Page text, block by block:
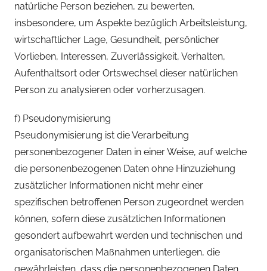
natürliche Person beziehen, zu bewerten,
insbesondere, um Aspekte bezüglich Arbeitsleistung,
wirtschaftlicher Lage, Gesundheit, persönlicher
Vorlieben, Interessen, Zuverlässigkeit, Verhalten,
Aufenthaltsort oder Ortswechsel dieser natürlichen
Person zu analysieren oder vorherzusagen.
f) Pseudonymisierung
Pseudonymisierung ist die Verarbeitung
personenbezogener Daten in einer Weise, auf welche
die personenbezogenen Daten ohne Hinzuziehung
zusätzlicher Informationen nicht mehr einer
spezifischen betroffenen Person zugeordnet werden
können, sofern diese zusätzlichen Informationen
gesondert aufbewahrt werden und technischen und
organisatorischen Maßnahmen unterliegen, die